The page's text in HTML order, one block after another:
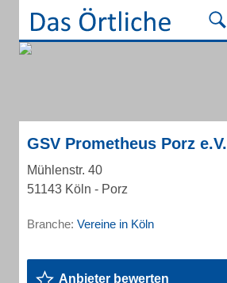
GSV Prometheus Porz e.V.
Mühlenstr. 40
51143 Köln - Porz
Branche: Vereine in Köln
Anbieter bewerten